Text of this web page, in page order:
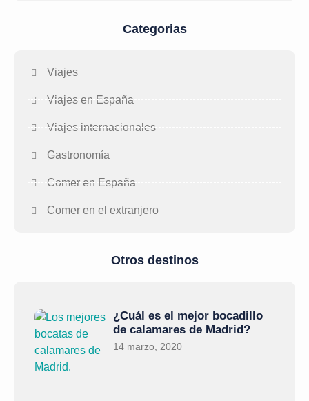
Categorias
Viajes
Viajes en España
Viajes internacionales
Gastronomía
Comer en España
Comer en el extranjero
Otros destinos
¿Cuál es el mejor bocadillo
de calamares de Madrid?
14 marzo, 2020